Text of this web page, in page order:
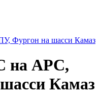
Фургон на шасси Камаз
на АРС,
Камаз